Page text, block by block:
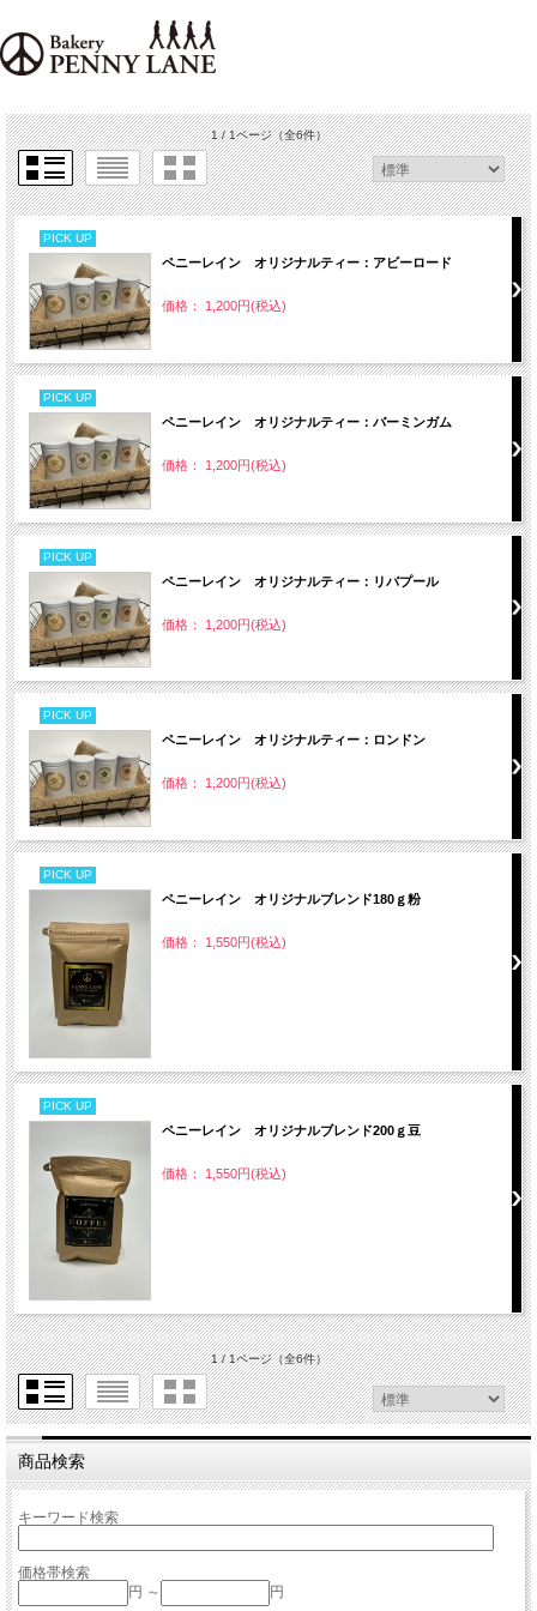
1 / 1ページ（全6件）
PICK UP
ペニーレイン オリジナルティー：アビーロード
価格： 1,200円(税込)
PICK UP
ペニーレイン オリジナルティー：バーミンガム
価格： 1,200円(税込)
PICK UP
ペニーレイン オリジナルティー：リバプール
価格： 1,200円(税込)
PICK UP
ペニーレイン オリジナルティー：ロンドン
価格： 1,200円(税込)
PICK UP
ペニーレイン オリジナルブレンド180ｇ粉
価格： 1,550円(税込)
PICK UP
ペニーレイン オリジナルブレンド200ｇ豆
価格： 1,550円(税込)
1 / 1ページ（全6件）
商品検索
キーワード検索
価格帯検索
円 ～
円